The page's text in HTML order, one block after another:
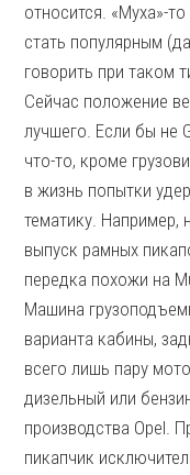
относится. «Муха»-
стать популярным
говорить при таком
Сейчас положение
лучшего. Если бы не
что-то, кроме
в жизнь попытки
тематику. Например,
выпуск рамных
передка похожи на
Машина
варианта кабины,
всего лишь пару
дизельный или
производства Opel.
пикапчик